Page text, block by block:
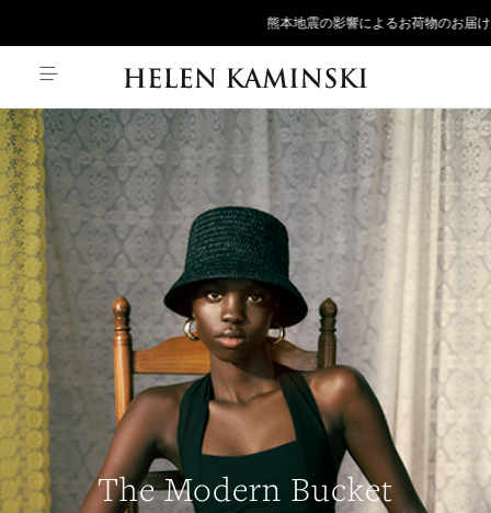
熊本地震の影響によるお荷物のお届け遅延について
The Modern Bucket